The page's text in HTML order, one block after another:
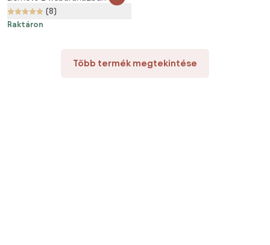
(8)
Raktáron
Több termék megtekintése